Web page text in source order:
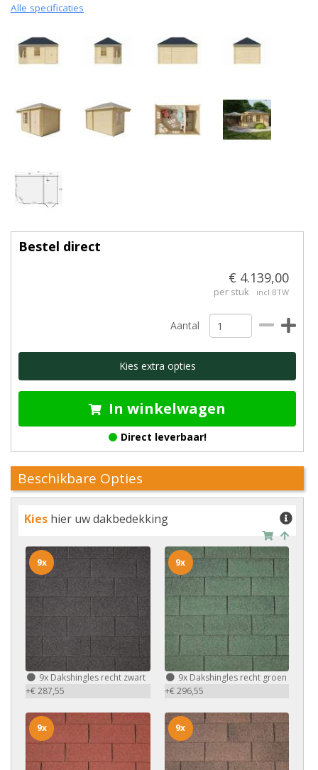
Alle specificaties
Bestel direct
€ 4.139,00
per stuk incl BTW
Aantal
Kies extra opties
In winkelwagen
Direct leverbaar!
Beschikbare Opties
Kies hier uw dakbedekking
9x Dakshingles recht zwart
+€ 287,55
9x
9xDakshingles recht groen
+€ 296,55
9x
9x 9x